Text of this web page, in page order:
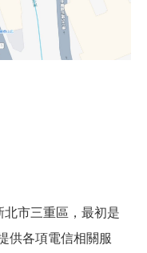
北市三重區，最初是
供各項電信相關服